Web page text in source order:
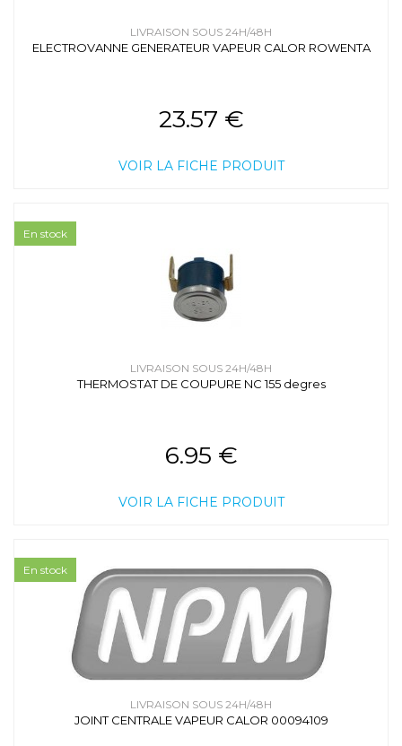
LIVRAISON SOUS 24H/48H
ELECTROVANNE GENERATEUR VAPEUR CALOR ROWENTA
23.57 €
VOIR LA FICHE PRODUIT
LIVRAISON SOUS 24H/48H
THERMOSTAT DE COUPURE NC 155 degres
6.95 €
VOIR LA FICHE PRODUIT
En stock
LIVRAISON SOUS 24H/48H
JOINT CENTRALE VAPEUR CALOR 00094109
En stock